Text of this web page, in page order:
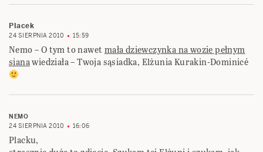
Placek
24 SIERPNIA 2010 15:59
Nemo – O tym to nawetmała dziewczynka na wozie pełnym
sianawiedziała – Twoja sąsiadka, Elżunia Kurakin-Dominicé
NEMO
24 SIERPNIA 2010
16:06
Placku,